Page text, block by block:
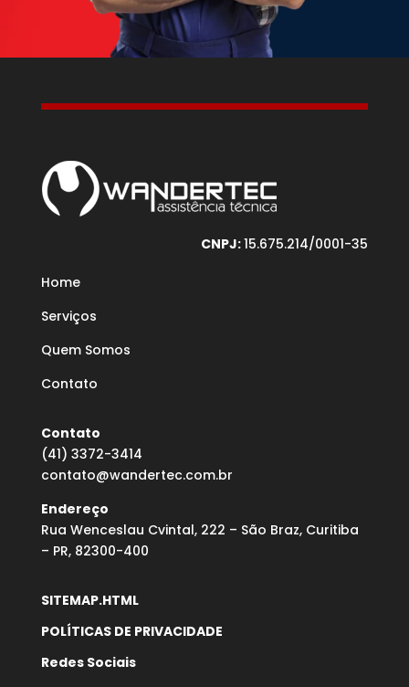
CNPJ:15.675.214/0001-35
Home
Serviços
Quem Somos
Contato
Contato
(41) 3372-3414
contato@wandertec.com.br
Endereço
Rua Wenceslau Cvintal, 222 – São Braz, Curitiba
– PR, 82300-400
SITEMAP.HTML
POLÍTICAS DE PRIVACIDADE
Redes Sociais